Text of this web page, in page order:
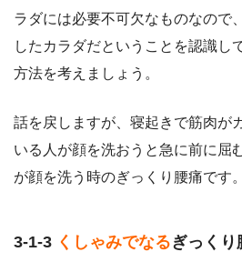
ラダには必要不可欠なものなので
したカラダだということを認識し
方法を考えましょう。
話を戻しますが、寝起きで筋肉が
いる人が顔を洗おうと急に前に屈
が顔を洗う時のぎっくり腰痛です。
3-1-3 くしゃみでなるぎっくり